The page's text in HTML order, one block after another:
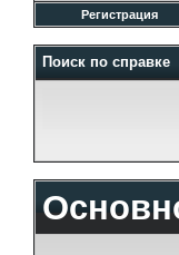
Регистрация
Поиск по справке